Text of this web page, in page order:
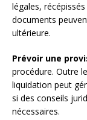
légales,
documents
ultérieure.
Prévoir une
procédure. Outre
liquidation peut
si des conseils
nécessaires.